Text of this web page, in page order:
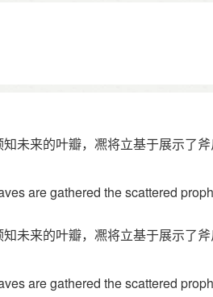
未来的叶瓣，凞将立基于展示了
are gathered the scattered
未来的叶瓣，凞将立基于展示了
are gathered the scattered